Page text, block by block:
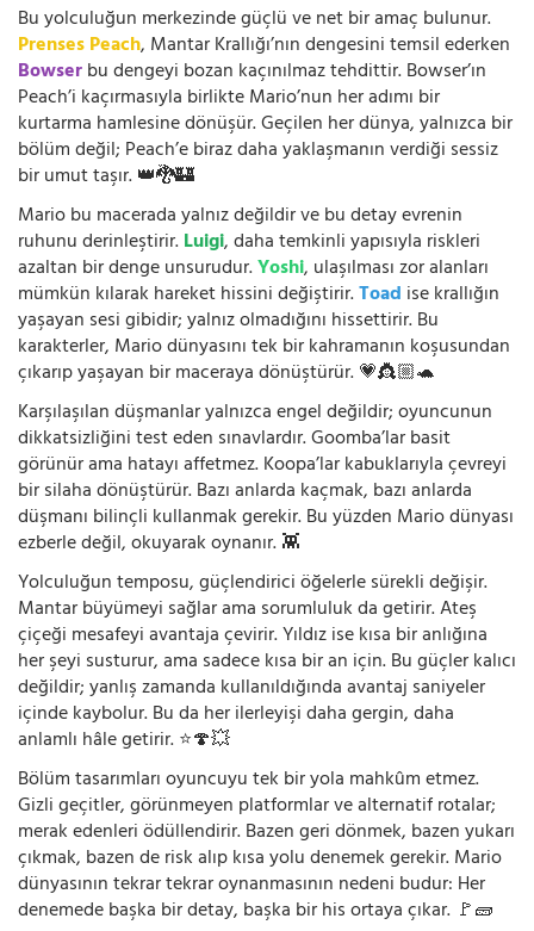
Bu yolculuğun merkezinde güçlü ve net bir amaç bulunur.
Prenses Peach, Mantar Krallığı’nın dengesini temsil ederken
Bowserbu dengeyi bozan kaçınılmaz tehdittir. Bowser’ın
Peach’i kaçırmasıyla birlikte Mario’nun her adımı bir
kurtarma hamlesine dönüşür. Geçilen her dünya, yalnızca bir
bölüm değil; Peach’e biraz daha yaklaşmanın verdiği sessiz
bir umut taşır. 👑🐉🏰
Mario bu macerada yalnız değildir ve bu detay evrenin
ruhunu derinleştirir.Luigi, daha temkinli yapısıyla riskleri
azaltan bir denge unsurudur.Yoshi, ulaşılması zor alanları
mümkün kılarak hareket hissini değiştirir.Toad ise krallığın
yaşayan sesi gibidir; yalnız olmadığını hissettirir. Bu
karakterler, Mario dünyasını tek bir kahramanın koşusundan
çıkarıp yaşayan bir maceraya dönüştürür. 💗👸🏼🐢
Karşılaşılan düşmanlar yalnızca engel değildir; oyuncunun
dikkatsizliğini test eden sınavlardır. Goomba’lar basit
görünür ama hatayı affetmez. Koopa’lar kabuklarıyla çevreyi
bir silaha dönüştürür. Bazı anlarda kaçmak, bazı anlarda
düşmanı bilinçli kullanmak gerekir. Bu yüzden Mario dünyası
ezberle değil, okuyarak oynanır. 👾
Yolculuğun temposu, güçlendirici öğelerle sürekli değişir.
Mantar büyümeyi sağlar ama sorumluluk da getirir. Ateş
çiçeği mesafeyi avantaja çevirir. Yıldız ise kısa bir anlığına
her şeyi susturur, ama sadece kısa bir an için. Bu güçler kalıcı
değildir; yanlış zamanda kullanıldığında avantaj saniyeler
içinde kaybolur. Bu da her ilerleyişi daha gergin, daha
anlamlı hâle getirir. ⭐🍄💥
Bölüm tasarımları oyuncuyu tek bir yola mahkûm etmez.
Gizli geçitler, görünmeyen platformlar ve alternatif rotalar;
merak edenleri ödüllendirir. Bazen geri dönmek, bazen yukarı
çıkmak, bazen de risk alıp kısa yolu denemek gerekir. Mario
dünyasının tekrar tekrar oynanmasının nedeni budur: Her
denemede başka bir detay, başka bir his ortaya çıkar. 🚩🧱